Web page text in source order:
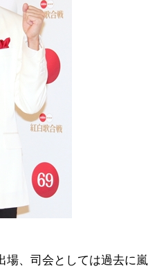
場、司会としては過去に嵐